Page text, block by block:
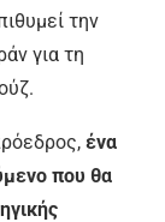
την
για τη
ένα
που θα